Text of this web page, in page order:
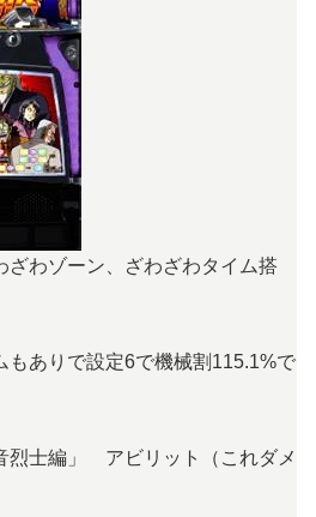
ざわゾーン、ざわざわタイム搭
もありで設定6で機械割115.1%で
烈士編」 アビリット（これダメ